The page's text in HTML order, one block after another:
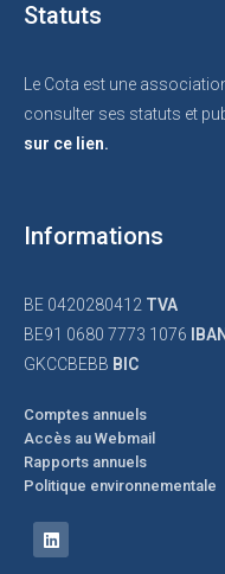
Statuts
Le Cota est une
consulter ses statuts et
sur ce lien.
Informations
BE 0420280412 TVA
BE91 0680 7773 1076
IBAN
GKCCBEBB BIC
Comptes annuels
Accès au Webmail
Rapports annuels
Politique environnementale